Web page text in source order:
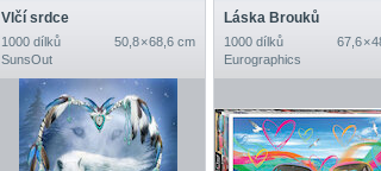
Vlčí srdce
1000 dílků
50,8 × 68,6 cm
SunsOut
Láska Brouků
1000 dílků
67,6 ×
Eurographics